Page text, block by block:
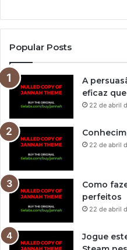
Popular Posts
A
eficaz
22 de abril
22 de abril
Como
perfeitos
22 de abril
Jogue